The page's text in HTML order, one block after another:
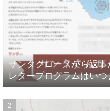
サンタクロースから返
レタープログラムはいつ